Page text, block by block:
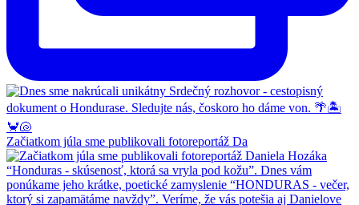
Začiatkom júla sme publikovali fotoreportáž Da